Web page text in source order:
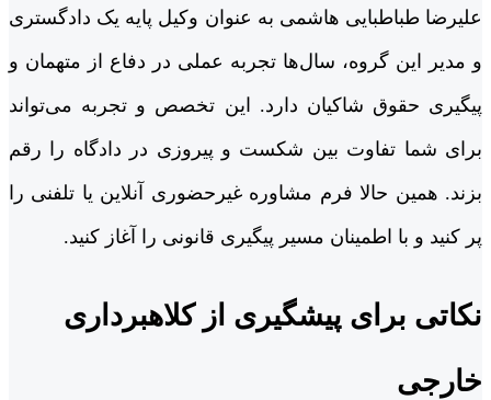
علیرضا طباطبایی هاشمی به عنوان وکیل پایه یک دادگستری
و مدیر این گروه، سال‌ها تجربه عملی در دفاع از متهمان و
پیگیری حقوق شاکیان دارد. این تخصص و تجربه می‌تواند
برای شما تفاوت بین شکست و پیروزی در دادگاه را رقم
بزند. همین حالا فرم مشاوره غیرحضوری آنلاین یا تلفنی را
پر کنید و با اطمینان مسیر پیگیری قانونی را آغاز کنید.
نکاتی برای پیشگیری از کلاهبرداری
خارجی